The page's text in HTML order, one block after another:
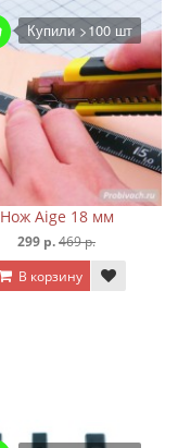
Купили >100 шт
Нож Aige 18 мм
299 р.469 р.
В корзину